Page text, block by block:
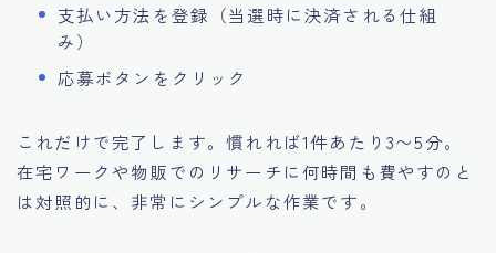
支払い方法を登録（当選時に決済される仕組
み）
応募ボタンをクリック
これだけで完了します。慣れれば1件あたり3〜5分。
在宅ワークや物販でのリサーチに何時間も費やすのと
は対照的に、非常にシンプルな作業です。